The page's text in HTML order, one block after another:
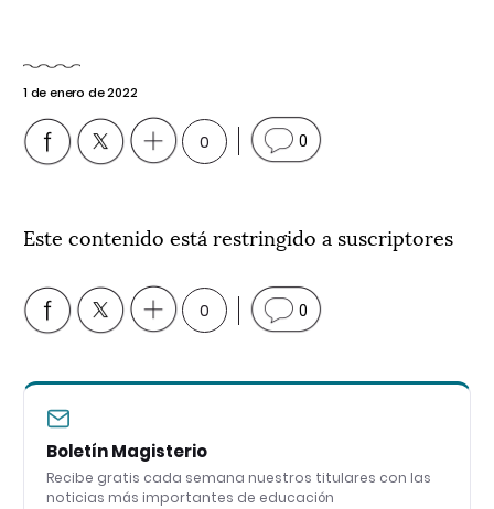
1 de enero de 2022
0 0
Este contenido está restringido a suscriptores
0 0
Boletín Magisterio
Recibe gratis cada semana nuestros titulares con las
noticias más importantes de educación